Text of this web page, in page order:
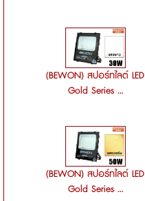
(BEWON) สปอร์ทไลต์ LED
Gold Series ...
(BEWON) สปอร์ทไลต์ LED
Gold Series ...